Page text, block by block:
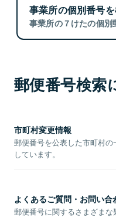
事業所の個別番号
事業所の７けたの個別
郵便番号検索
市町村変更情報
郵便番号を公表した市町村
しています。
よくあるご質問・お問い合
郵便番号に関するさまざまな